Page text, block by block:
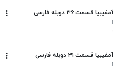
قسمت ۳۶ دوبله فارسی
قسمت ۳۱ دوبله فارسی